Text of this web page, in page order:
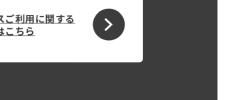
ご利用に関する
こちら